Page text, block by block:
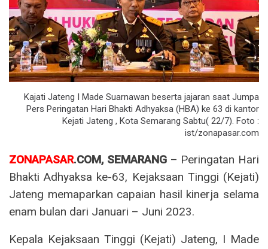
Kajati Jateng I Made Suarnawan beserta jajaran saat Jumpa
Pers Peringatan Hari Bhakti Adhyaksa (HBA) ke 63 di kantor
Kejati Jateng , Kota Semarang Sabtu( 22/7). Foto :
ist/zonapasar.com
ZONAPASAR.COM, SEMARANG– Peringatan Hari
Bhakti Adhyaksa ke-63, Kejaksaan Tinggi (Kejati)
Jateng memaparkan capaian hasil kinerja selama
enam bulan dari Januari – Juni 2023.
Kepala Kejaksaan Tinggi (Kejati) Jateng, I Made